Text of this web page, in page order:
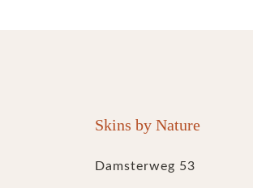
Skins by Nature
Damsterweg 53